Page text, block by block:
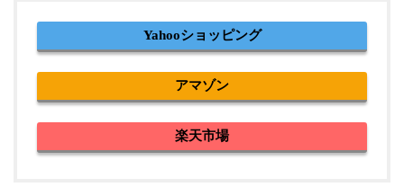
Yahooショッピング
アマゾン
楽天市場